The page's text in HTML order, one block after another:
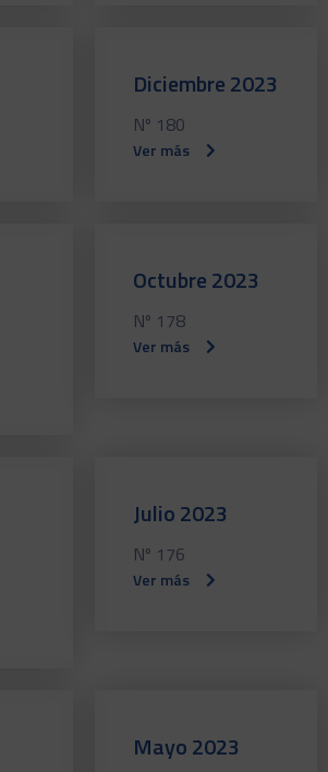
Diciembre 2023
Nº 180
Ver más
Octubre 2023
Nº 178
Ver más
Julio 2023
Nº 176
Ver más
Mayo 2023